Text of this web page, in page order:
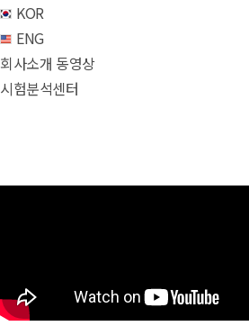
KOR
ENG
회사소개 동영상
시험분석센터